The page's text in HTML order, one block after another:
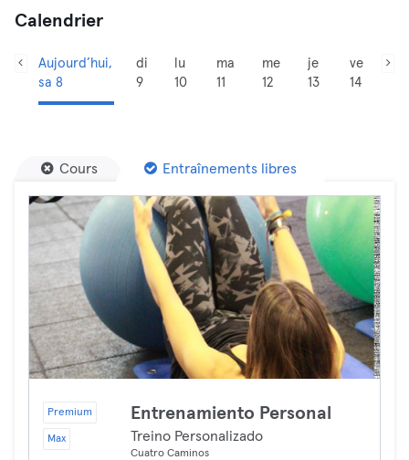
Calendrier
Aujourd’hui,
sa 8
di
9
lu
10
ma
11
me
12
je
13
ve
14
Cours Entraînements libres
Premium
Max
Entrenamiento Personal
Treino Personalizado
Cuatro Caminos